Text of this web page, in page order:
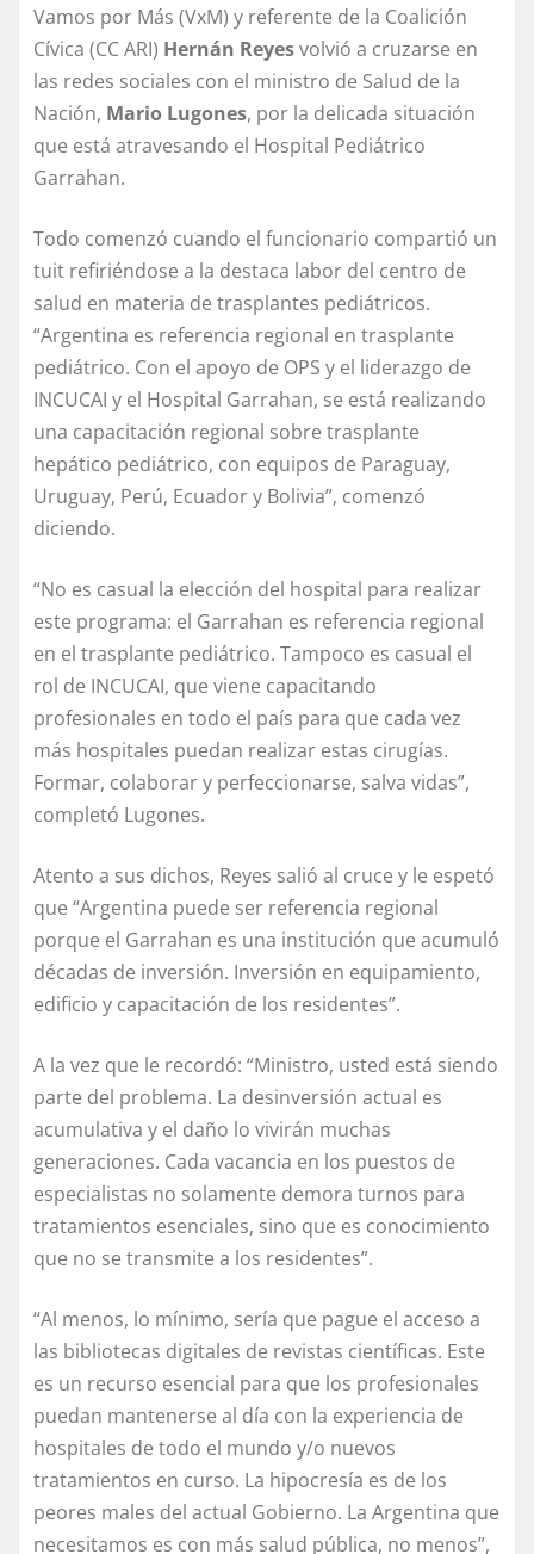
Vamos por Más (VxM) y referente de la Coalición
Cívica (CC ARI) Hernán Reyesvolvió a cruzarse en
las redes sociales con el ministro de Salud de la
Nación, Mario Lugones, por la delicada situación
que está atravesando el Hospital Pediátrico
Garrahan.
Todo comenzó cuando el funcionario compartió un
tuit refiriéndose a la destaca labor del centro de
salud en materia de trasplantes pediátricos.
“Argentina es referencia regional en trasplante
pediátrico. Con el apoyo de OPS y el liderazgo de
INCUCAI y el Hospital Garrahan, se está realizando
una capacitación regional sobre trasplante
hepático pediátrico, con equipos de Paraguay,
Uruguay, Perú, Ecuador y Bolivia”, comenzó
diciendo.
“No es casual la elección del hospital para realizar
este programa: el Garrahan es referencia regional
en el trasplante pediátrico. Tampoco es casual el
rol de INCUCAI, que viene capacitando
profesionales en todo el país para que cada vez
más hospitales puedan realizar estas cirugías.
Formar, colaborar y perfeccionarse, salva vidas”,
completó Lugones.
Atento a sus dichos, Reyes salió al cruce y le espetó
que “Argentina puede ser referencia regional
porque el Garrahan es una institución que acumuló
décadas de inversión. Inversión en equipamiento,
edificio y capacitación de los residentes”.
A la vez que le recordó: “Ministro, usted está siendo
parte del problema. La desinversión actual es
acumulativa y el daño lo vivirán muchas
generaciones. Cada vacancia en los puestos de
especialistas no solamente demora turnos para
tratamientos esenciales, sino que es conocimiento
que no se transmite a los residentes”.
“Al menos, lo mínimo, sería que pague el acceso a
las bibliotecas digitales de revistas científicas. Este
es un recurso esencial para que los profesionales
puedan mantenerse al día con la experiencia de
hospitales de todo el mundo y/o nuevos
tratamientos en curso. La hipocresía es de los
peores males del actual Gobierno. La Argentina que
necesitamos es con más salud pública, no menos”,